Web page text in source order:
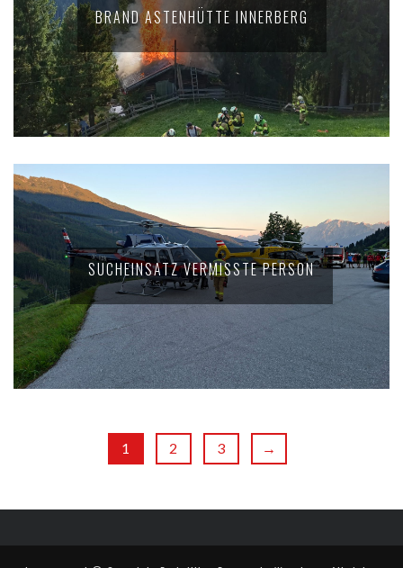
BRAND ASTENHÜTTE INNERBERG
SUCHEINSATZ VERMISSTE PERSON
1 2 3 →